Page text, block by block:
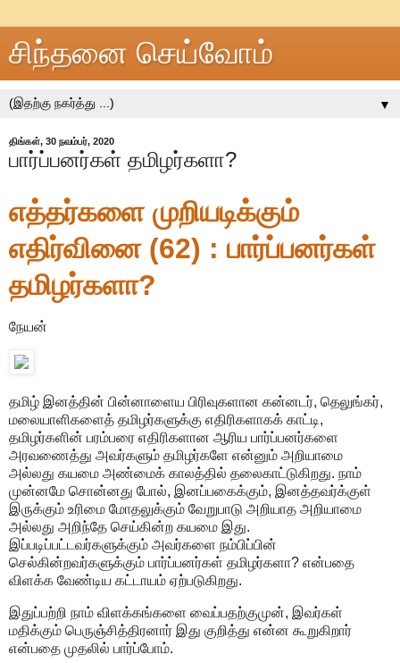
சிந்தனை செய்வோம்
▼
திங்கள், 30 நவம்பர், 2020
பார்ப்பனர்கள் தமிழர்களா?
எத்தர்களை முறியடிக்கும்
எதிர்வினை (62) : பார்ப்பனர்கள்
தமிழர்களா?
நேயன்
தமிழ் இனத்தின் பின்னாளைய பிரிவுகளான கன்னடர், தெலுங்கர்,
மலையாளிகளைத் தமிழர்களுக்கு எதிரிகளாகக் காட்டி,
தமிழர்களின் பரம்பரை எதிரிகளான ஆரிய பார்ப்பனர்களை
அரவணைத்து அவர்களும் தமிழர்களே என்னும் அறியாமை
அல்லது கயமை அண்மைக் காலத்தில் தலைகாட்டுகிறது. நாம்
முன்னமே சொன்னது போல், இனப்பகைக்கும், இனத்தவர்க்குள்
இருக்கும் உரிமை மோதலுக்கும் வேறுபாடு அறியாத அறியாமை
அல்லது அறிந்தே செய்கின்ற கயமை இது.
இப்படிப்பட்டவர்களுக்கும் அவர்களை நம்பிப்பின்
செல்கின்றவர்களுக்கும் பார்ப்பனர்கள் தமிழர்களா? என்பதை
விளக்க வேண்டிய கட்டாயம் ஏற்படுகிறது.
இதுப்பற்றி நாம் விளக்கங்களை வைப்பதற்குமுன், இவர்கள்
மதிக்கும் பெருஞ்சித்திரனார் இது குறித்து என்ன கூறுகிறார்
என்பதை முதலில் பார்ப்போம்.